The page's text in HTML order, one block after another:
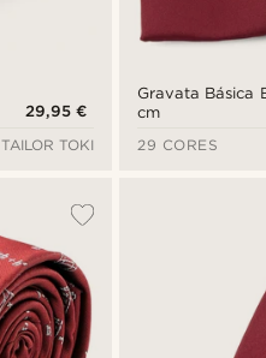
29,95 €
TAILOR TOKI
Gravata Básica
cm
29 CORES